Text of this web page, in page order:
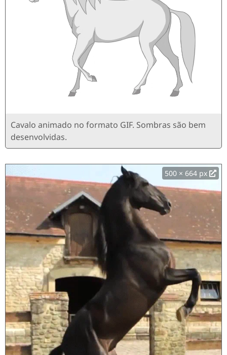
Cavalo animado no formato GIF. Sombras são bem
desenvolvidas.
500 × 664 px